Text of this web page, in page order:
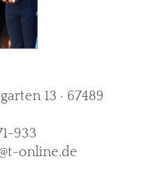
13 · 67489
933
online.de